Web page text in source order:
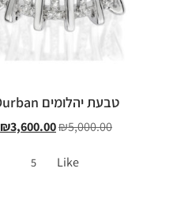
טבעת יהלומים Durban
₪5,000.00
₪3,600.00
Like
5